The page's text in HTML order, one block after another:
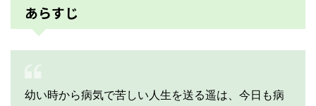
あらすじ
幼い時から病気で苦しい人生を送る遥は、今日も病